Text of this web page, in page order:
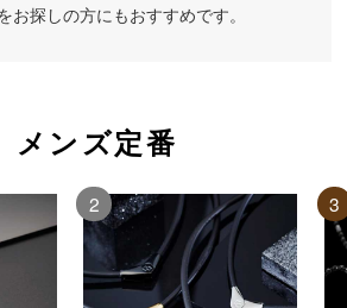
お探しの方にもおすすめです。
メンズ定番
2 3